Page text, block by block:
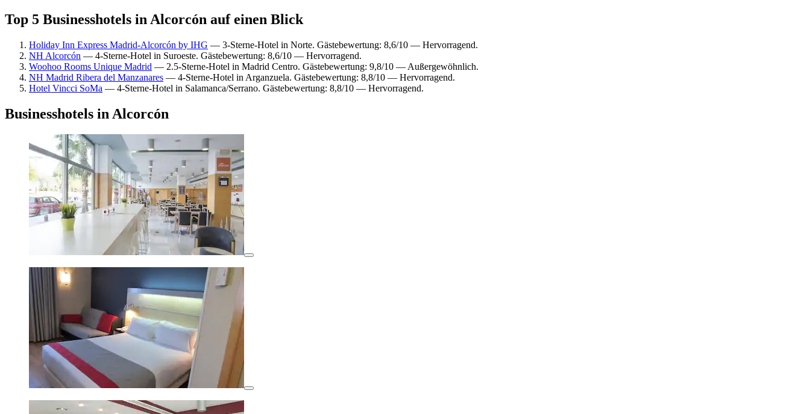
Top 5 Businesshotels in Alcorcón auf einen Blick
Holiday Inn Express Madrid-Alcorcón by IHG — 3-Sterne-Hotel in Norte. Gästebewertung: 8,6/10 — Hervorragend.
NH Alcorcón — 4-Sterne-Hotel in Suroeste. Gästebewertung: 8,6/10 — Hervorragend.
Woohoo Rooms Unique Madrid — 2.5-Sterne-Hotel in Madrid Centro. Gästebewertung: 9,8/10 — Außergewöhnlich.
NH Madrid Ribera del Manzanares — 4-Sterne-Hotel in Arganzuela. Gästebewertung: 8,8/10 — Hervorragend.
Hotel Vincci SoMa — 4-Sterne-Hotel in Salamanca/Serrano. Gästebewertung: 8,8/10 — Hervorragend.
Businesshotels in Alcorcón